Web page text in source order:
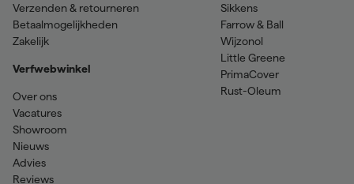
Verzenden & retourneren
Betaalmogelijkheden
Zakelijk
Verfwebwinkel
Over ons
Vacatures
Showroom
Nieuws
Advies
Reviews
Sikkens
Farrow & Ball
Wijzonol
Little Greene
PrimaCover
Rust-Oleum